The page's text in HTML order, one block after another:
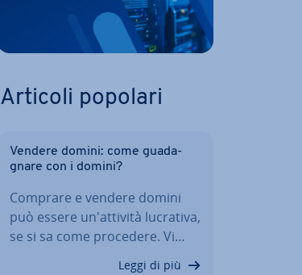
Articoli popolari
Vendere domini: come gua­da­
gna­re con i domini?
Comprare e vendere domini
può essere un'at­ti­vi­tà lucrativa,
se si sa come procedere. Vi…
Leggi di più